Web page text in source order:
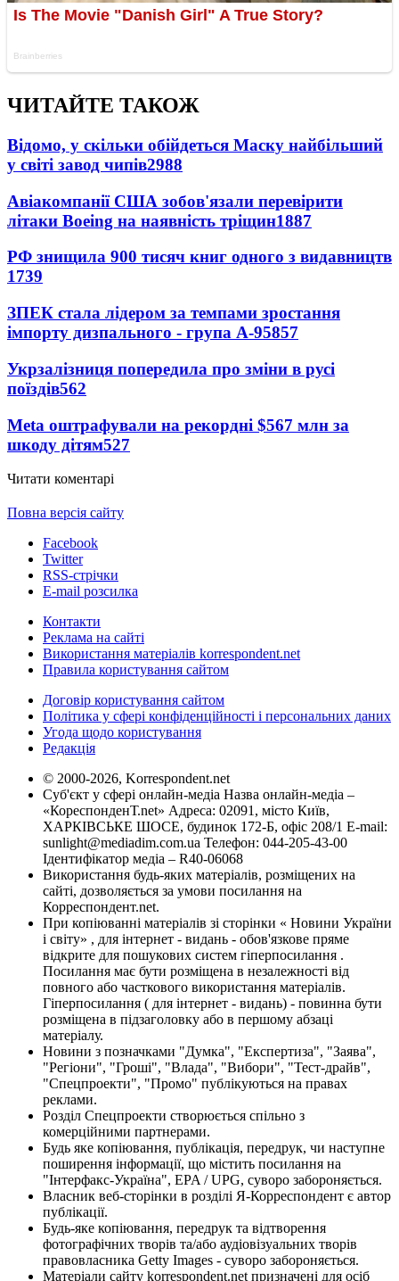
ЧИТАЙТЕ ТАКОЖ
Відомо, у скільки обійдеться Маску найбільший
у світі завод чипів2988
Авіакомпанії США зобов'язали перевірити
літаки Boeing на наявність тріщин1887
РФ знищила 900 тисяч книг одного з видавництв
1739
ЗПЕК стала лідером за темпами зростання
імпорту дизпального - група А-95857
Укрзалізниця попередила про зміни в русі
поїздів562
Meta оштрафували на рекордні $567 млн за
шкоду дітям527
Читати коментарі
Повна версія сайту
Facebook
Twitter
RSS-стрічки
E-mail розсилка
Контакти
Реклама на сайті
Використання матеріалів korrespondent.net
Правила користування сайтом
Договір користування сайтом
Політика у сфері конфіденційності і персональних даних
Угода щодо користування
Редакція
© 2000-2026, Korrespondent.net
Суб'єкт у сфері онлайн-медіа Назва онлайн-медіа –
«КореспонденТ.net» Адреса: 02091, місто Київ,
ХАРКІВСЬКЕ ШОСЕ, будинок 172-Б, офіс 208/1 E-mail:
sunlight@mediadim.com.ua Телефон: 044-205-43-00
Ідентифікатор медіа – R40-06068
Використання будь-яких матеріалів, розміщених на
сайті, дозволяється за умови посилання на
Корреспондент.net.
При копіюванні матеріалів зі сторінки « Новини України
і світу» , для інтернет - видань - обов'язкове пряме
відкрите для пошукових систем гіперпосилання .
Посилання має бути розміщена в незалежності від
повного або часткового використання матеріалів.
Гіперпосилання ( для інтернет - видань) - повинна бути
розміщена в підзаголовку або в першому абзаці
матеріалу.
Новини з позначками "Думка", "Експертиза", "Заява",
"Регіони", "Гроші", "Влада", "Вибори", "Тест-драйв",
"Спецпроекти", "Промо" публікуються на правах
реклами.
Розділ Спецпроекти створюється спільно з
комерційними партнерами.
Будь яке копіювання, публікація, передрук, чи наступне
поширення інформації, що містить посилання на
"Інтерфакс-Україна", EPA / UPG, суворо забороняється.
Власник веб-сторінки в розділі Я-Корреспондент є автор
публікації.
Будь-яке копіювання, передрук та відтворення
фотографічних творів та/або аудіовізуальних творів
правовласника Getty Images - суворо забороняється.
Матеріали сайту korrespondent.net призначені для осіб